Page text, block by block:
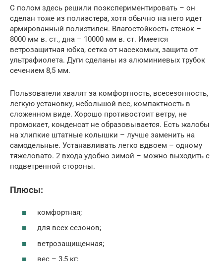
С полом здесь решили поэкспериментировать – он
сделан тоже из полиэстера, хотя обычно на него идет
армированный полиэтилен. Влагостойкость стенок –
8000 мм в. ст., дна – 10000 мм в. ст. Имеется
ветрозащитная юбка, сетка от насекомых, защита от
ультрафиолета. Дуги сделаны из алюминиевых трубок
сечением 8,5 мм.
Пользователи хвалят за комфортность, всесезонность,
легкую установку, небольшой вес, компактность в
сложенном виде. Хорошо противостоит ветру, не
промокает, конденсат не образовывается. Есть жалобы
на хлипкие штатные колышки – лучше заменить на
самодельные. Устанавливать легко вдвоем – одному
тяжеловато. 2 входа удобно зимой – можно выходить с
подветренной стороны.
Плюсы:
комфортная;
для всех сезонов;
ветрозащищенная;
вес – 3,5 кг;